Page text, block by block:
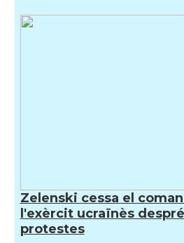
Zelenski cessa el
l'exèrcit ucraïnès
protestes